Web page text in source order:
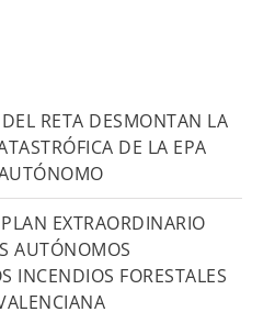
RETA DESMONTAN LA
DE LA EPA
EXTRAORDINARIO
AUTÓNOMOS
INCENDIOS FORESTALES